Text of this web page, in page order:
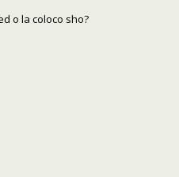
o la coloco sho?